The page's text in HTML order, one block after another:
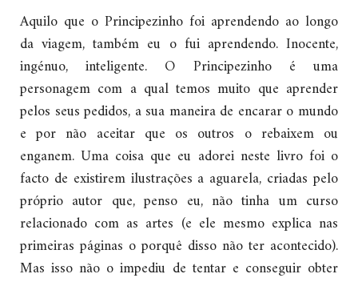
Aquilo que o Principezinho foi aprendendo ao longo
da viagem, também eu o fui aprendendo. Inocente,
ingénuo, inteligente. O Principezinho é uma
personagem com a qual temos muito que aprender
pelos seus pedidos, a sua maneira de encarar o mundo
e por não aceitar que os outros o rebaixem ou
enganem. Uma coisa que eu adorei neste livro foi o
facto de existirem ilustrações a aguarela, criadas pelo
próprio autor que, penso eu, não tinha um curso
relacionado com as artes (e ele mesmo explica nas
primeiras páginas o porquê disso não ter acontecido).
Mas isso não o impediu de tentar e conseguir obter